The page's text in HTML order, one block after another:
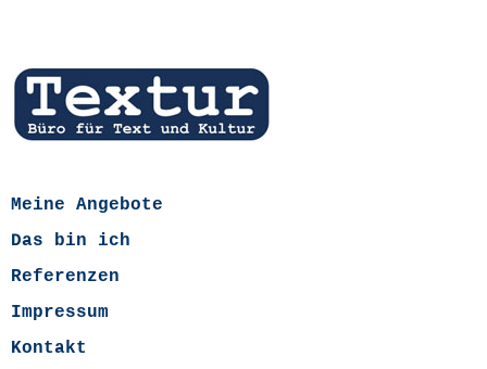
Meine Angebote
Das bin ich
Referenzen
Impressum
Kontakt